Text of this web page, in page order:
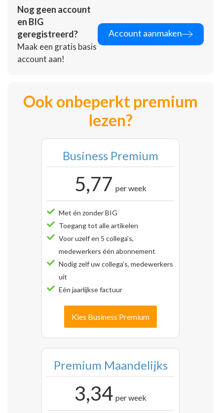
Nog geen account
en BIG
geregistreerd?
Maak een gratis basis
account aan!
Account aanmaken
Ook onbeperkt premium
lezen?
Business Premium
5,77 per week
Met én zonder BIG
Toegang tot alle artikelen
Voor uzelf en 5 collega’s,
medewerkers één abonnement
Nodig zelf uw collega’s, medewerkers
uit
Eén jaarlijkse factuur
Kies Business Premium
Premium Maandelijks
3,34 per week